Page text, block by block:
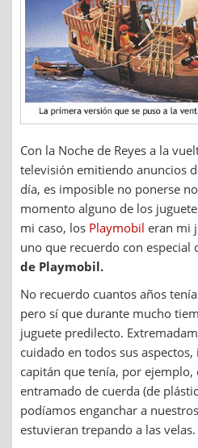
Con la Noche de Reyes a la
televisión emitiendo anuncios
día, es imposible no ponerse
momento alguno de los
mi caso, los Playmobil eran mi
uno que recuerdo con especial
de Playmobil.
No recuerdo cuantos años
pero sí que durante mucho
juguete predilecto.
cuidado en todos sus
capitán que tenía, por ejemplo,
entramado de cuerda (de
podíamos enganchar a
estuvieran trepando a las velas.